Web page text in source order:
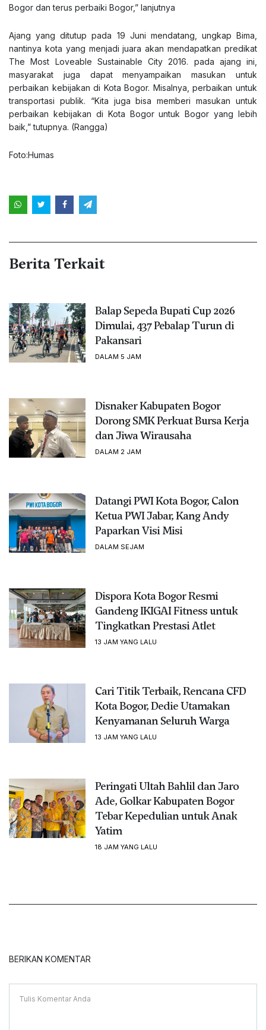
Bogor dan terus perbaiki Bogor,” lanjutnya
Ajang yang ditutup pada 19 Juni mendatang, ungkap Bima,
nantinya kota yang menjadi juara akan mendapatkan predikat
The Most Loveable Sustainable City 2016. pada ajang ini,
masyarakat juga dapat menyampaikan masukan untuk
perbaikan kebijakan di Kota Bogor. Misalnya, perbaikan untuk
transportasi publik. “Kita juga bisa memberi masukan untuk
perbaikan kebijakan di Kota Bogor untuk Bogor yang lebih
baik,” tutupnya. (Rangga)
Foto:Humas
Berita Terkait
Balap Sepeda Bupati Cup 2026
Dimulai, 437 Pebalap Turun di
Pakansari
DALAM 5 JAM
Disnaker Kabupaten Bogor
Dorong SMK Perkuat Bursa Kerja
dan Jiwa Wirausaha
DALAM 2 JAM
Datangi PWI Kota Bogor, Calon
Ketua PWI Jabar, Kang Andy
Paparkan Visi Misi
DALAM SEJAM
Dispora Kota Bogor Resmi
Gandeng IKIGAI Fitness untuk
Tingkatkan Prestasi Atlet
13 JAM YANG LALU
Cari Titik Terbaik, Rencana CFD
Kota Bogor, Dedie Utamakan
Kenyamanan Seluruh Warga
13 JAM YANG LALU
Peringati Ultah Bahlil dan Jaro
Ade, Golkar Kabupaten Bogor
Tebar Kepedulian untuk Anak
Yatim
18 JAM YANG LALU
BERIKAN KOMENTAR